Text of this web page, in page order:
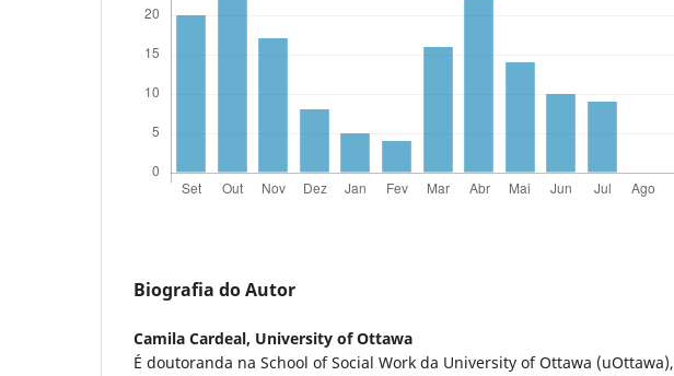
Biografia do Autor
Camila Cardeal, University of Ottawa
É doutoranda na School of Social Work da University of Ottawa (uOttawa),